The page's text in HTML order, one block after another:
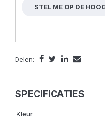
STEL ME OP DE
Delen:
SPECIFICATIES
Kleur